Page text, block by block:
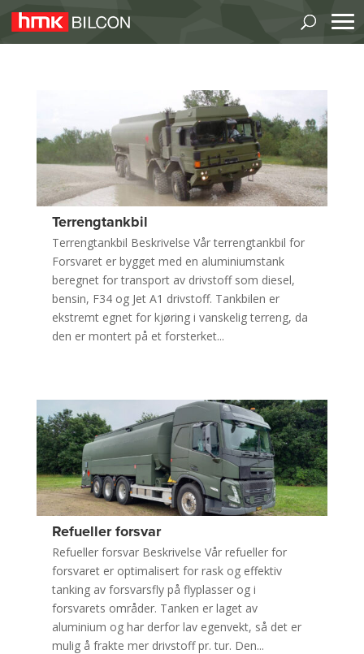
Terrengtankbil
Terrengtankbil Beskrivelse Vår terrengtankbil for
Forsvaret er bygget med en aluminiumstank
beregnet for transport av drivstoff som diesel,
bensin, F34 og Jet A1 drivstoff. Tankbilen er
ekstremt egnet for kjøring i vanskelig terreng, da
den er montert på et forsterket...
Refueller forsvar
Refueller forsvar Beskrivelse Vår refueller for
forsvaret er optimalisert for rask og effektiv
tanking av forsvarsfly på flyplasser og i
forsvarets områder. Tanken er laget av
aluminium og har derfor lav egenvekt, så det er
mulig å frakte mer drivstoff pr. tur. Den...